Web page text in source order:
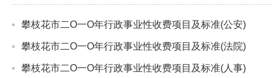
攀枝花市二O一O年行政事业性收费项目及标准(公安)
攀枝花市二O一O年行政事业性收费项目及标准(法院)
攀枝花市二O一O年行政事业性收费项目及标准(人事)